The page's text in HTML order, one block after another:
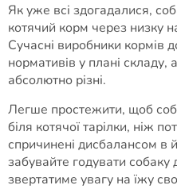
Як уже всі здогадалися,
котячий корм через низку
Сучасні виробники кормів
нормативів у плані складу,
абсолютно різні.
Легше простежити, щоб
біля котячої тарілки, ніж
спричинені дисбалансом в
забувайте годувати собаку
звертатиме увагу на їжу